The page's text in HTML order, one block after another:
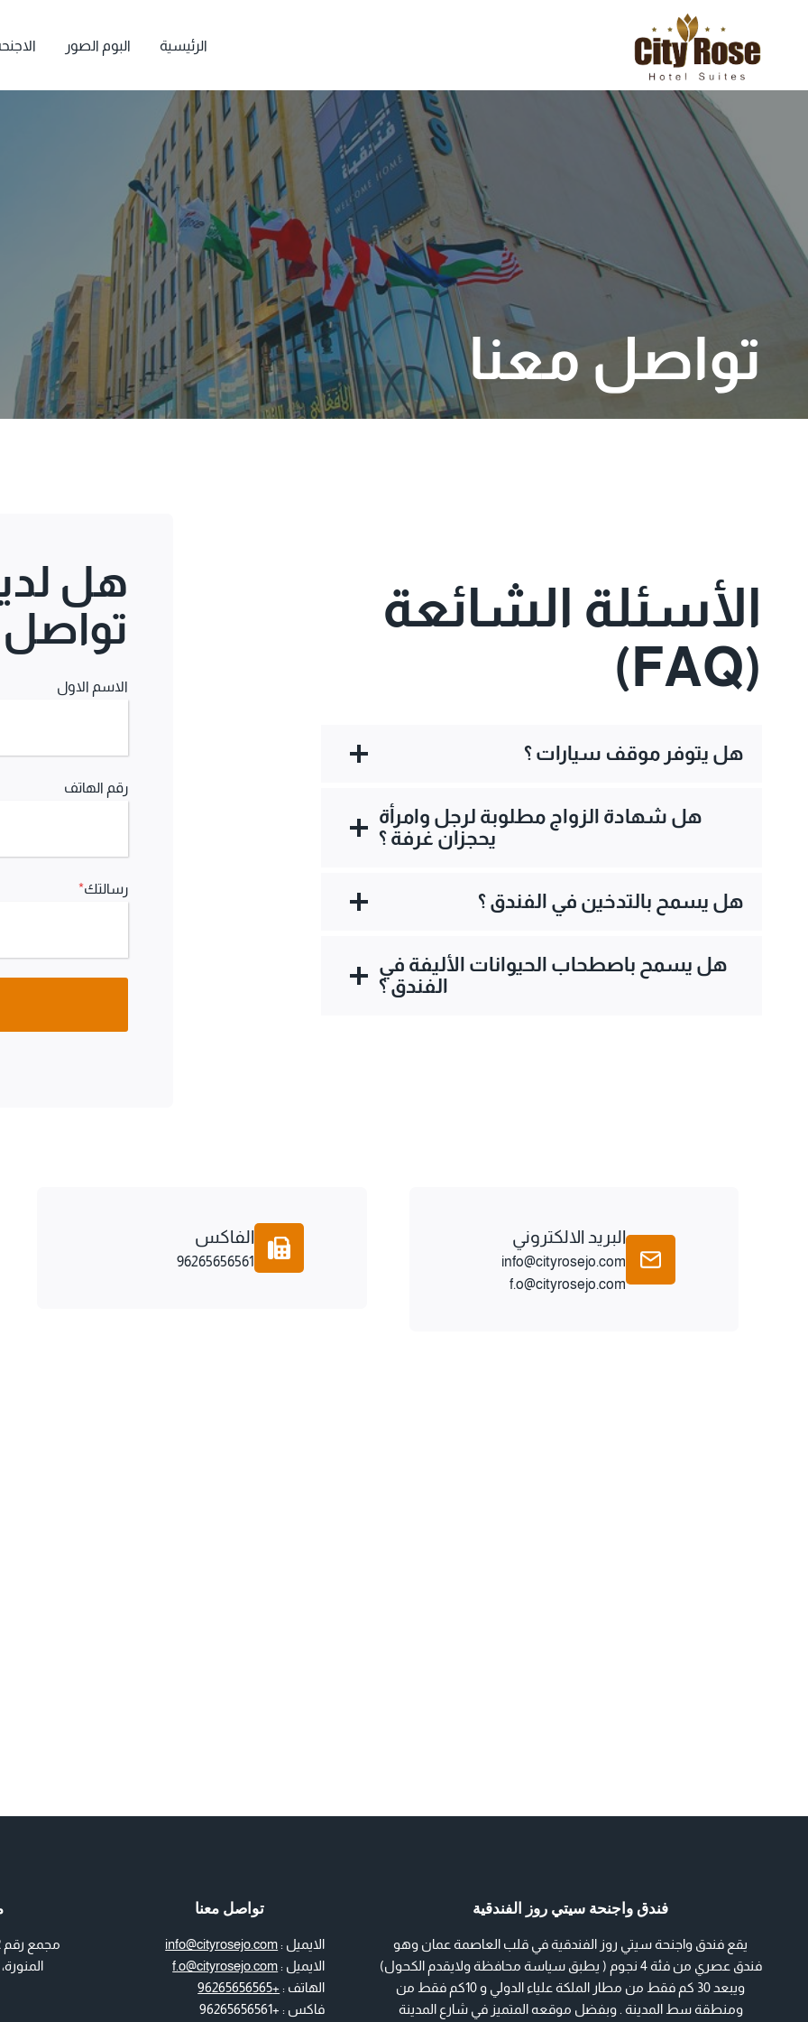
الرئيسية البوم الصور
تواصل معنا
الأسئلة الشائعة
(FAQ)
هل يتوفر موقف سيارات ؟
هل شهادة الزواج مطلوبة لرجل وامرأة
يحجزان غرفة ؟
هل يسمح بالتدخين في الفندق ؟
هل يسمح باصطحاب الحيوانات الأليفة في
الفندق ؟
هل
تواصل
الاسم الاول
رقم الهاتف
رسالتك*
البريد الالكتروني
info@cityrosejo.com
f.o@cityrosejo.com
الفاكس
96265656561
فندق واجنحة سيتي روز الفندقية
يقع فندق واجنحة سيتي روز الفندقية في قلب العاصمة عمان وهو
فندق عصري من فئة 4 نجوم ( يطبق سياسة محافظة ولايقدم الكحول)
ويبعد 30 كم فقط من مطار الملكة علياء الدولي و 10كم فقط من
ومنطقة سط المدينة . وبفضل موقعه المتميز في شارع المدينة
تواصل معنا
الايميل : info@cityrosejo.com
الايميل : f.o@cityrosejo.com
الهاتف : +96265656565
فاكس : +96265656561